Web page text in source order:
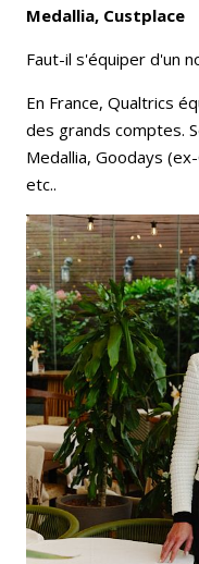
Medallia, Custplace
Faut-il s'équiper d'un
En France, Qualtrics
des grands comptes.
Medallia, Goodays
etc..